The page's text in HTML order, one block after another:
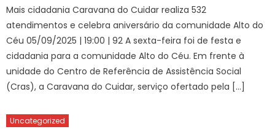
Mais cidadania Caravana do Cuidar realiza 532
atendimentos e celebra aniversário da comunidade Alto do
Céu 05/09/2025 | 19:00 | 92 A sexta-feira foi de festa e
cidadania para a comunidade Alto do Céu. Em frente à
unidade do Centro de Referência de Assistência Social
(Cras), a Caravana do Cuidar, serviço ofertado pela […]
Uncategorized